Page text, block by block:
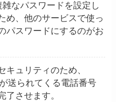
なパスワードを設定し
め、他のサービスで使っ
パスワードにするのがお
キュリティのため、
送られてくる電話番号
了させます。